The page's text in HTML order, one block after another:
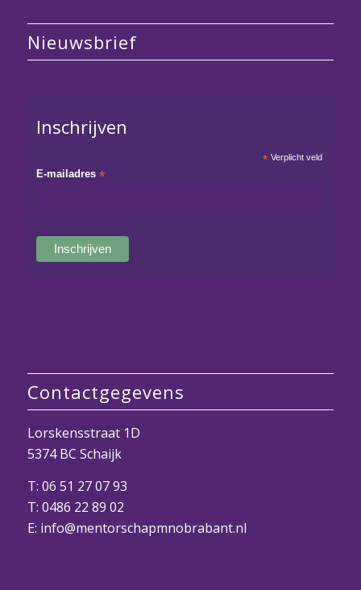
Nieuwsbrief
Inschrijven
*Verplicht veld
E-mailadres*
Contactgegevens
Lorskensstraat 1D
5374 BC Schaijk
T: 06 51 27 07 93
T: 0486 22 89 02
E: info@mentorschapmnobrabant.nl